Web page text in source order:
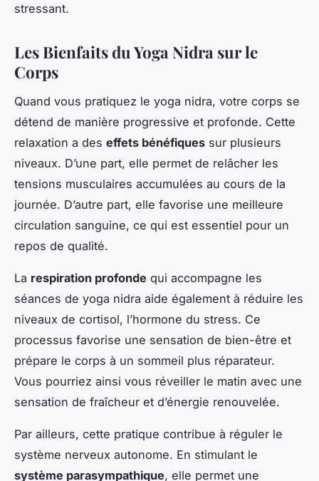
stressant.
Les Bienfaits du Yoga Nidra sur le
Corps
Quand vous pratiquez le yoga nidra, votre corps se
détend de manière progressive et profonde. Cette
relaxation a des effets bénéfiques sur plusieurs
niveaux. D’une part, elle permet de relâcher les
tensions musculaires accumulées au cours de la
journée. D’autre part, elle favorise une meilleure
circulation sanguine, ce qui est essentiel pour un
repos de qualité.
La respiration profonde qui accompagne les
séances de yoga nidra aide également à réduire les
niveaux de cortisol, l’hormone du stress. Ce
processus favorise une sensation de bien-être et
prépare le corps à un sommeil plus réparateur.
Vous pourriez ainsi vous réveiller le matin avec une
sensation de fraîcheur et d’énergie renouvelée.
Par ailleurs, cette pratique contribue à réguler le
système nerveux autonome. En stimulant le
système parasympathique, elle permet une